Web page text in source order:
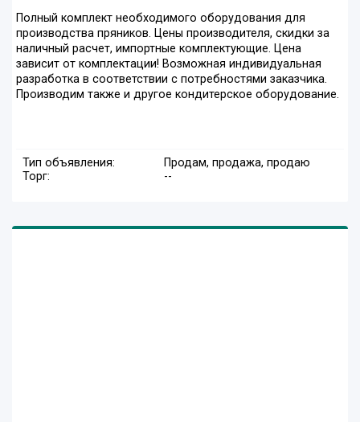
Полный комплект необходимого оборудования для
производства пряников. Цены производителя, скидки за
наличный расчет, импортные комплектующие. Цена
зависит от комплектации! Возможная индивидуальная
разработка в соответствии с потребностями заказчика.
Производим также и другое кондитерское оборудование.
Тип объявления:
Продам, продажа, продаю
Торг:
--